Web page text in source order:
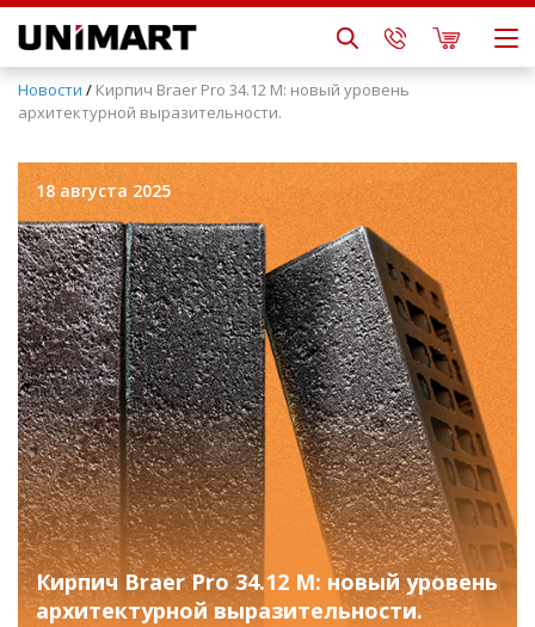
Новости / Кирпич Braer Pro 34.12 М: новый уровень
архитектурной выразительности.
18 августа 2025
Кирпич Braer Pro 34.12 М: новый уровень
архитектурной выразительности.